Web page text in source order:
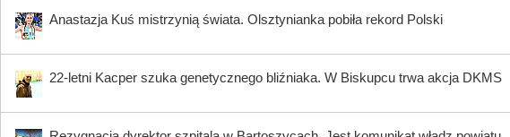
Anastazja Kuś mistrzynią świata. Olsztynianka pobiła rekord Polski
22-letni Kacper szuka genetycznego bliźniaka. W Biskupcu trwa akcja DKMS